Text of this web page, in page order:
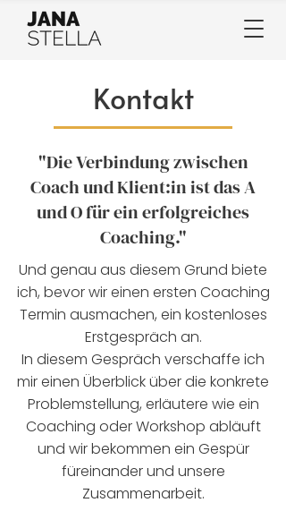
Kontakt
"Die Verbindung zwischen
Coach und Klient:in ist das A
und O für ein erfolgreiches
Coaching."
Und genau aus diesem Grund biete
ich, bevor wir einen ersten Coaching
Termin ausmachen, ein kostenloses
Erstgespräch an.
In diesem Gespräch verschaffe ich
mir einen Überblick über die konkrete
Problemstellung, erläutere wie ein
Coaching oder Workshop abläuft
und wir bekommen ein Gespür
füreinander und unsere
Zusammenarbeit.